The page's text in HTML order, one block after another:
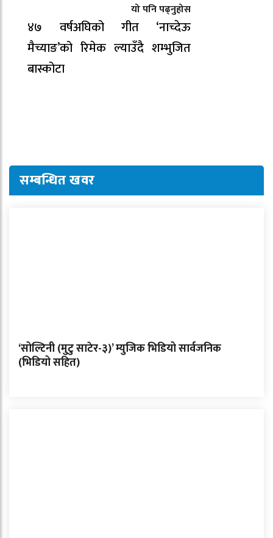
यो पनि पढ्नुहोस
४७ वर्षअघिको गीत ‘नाच्देऊ
मैच्याङ’को रिमेक ल्याउँदै शम्भुजित
बास्कोटा
सम्बन्धित खवर
‘सोल्टिनी (मुटु साटेर-३)’ म्युजिक भिडियो सार्वजनिक
(भिडियो सहित)